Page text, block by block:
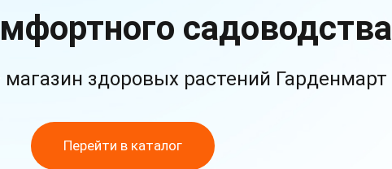
садоводства
здоровых растений Гарденмарт
Перейти в каталог